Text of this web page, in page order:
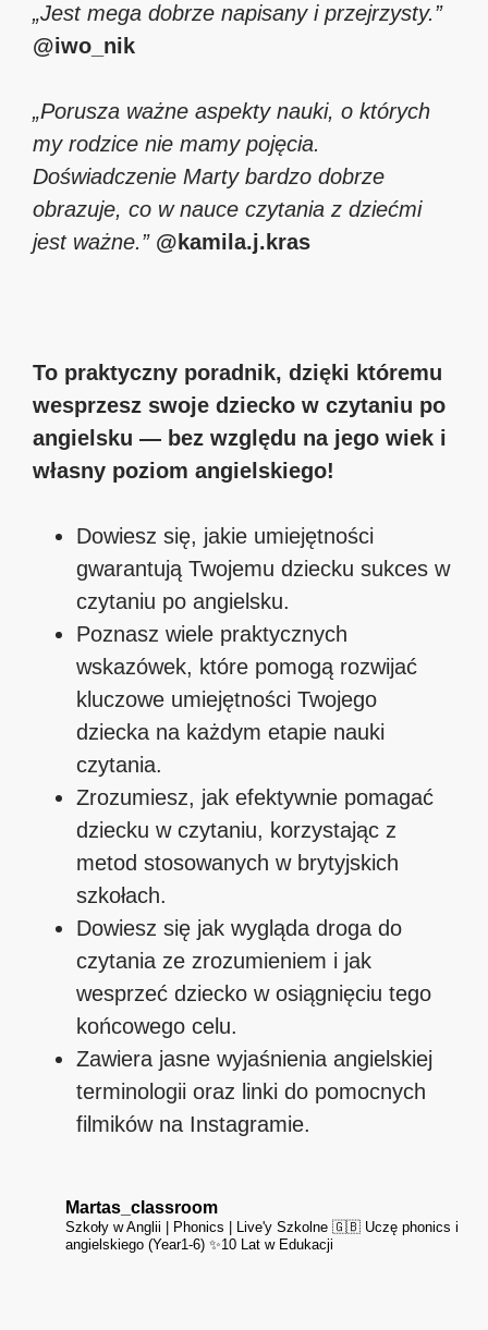
„Jest mega dobrze napisany i przejrzysty.”
@iwo_nik
„Porusza ważne aspekty nauki, o których
my rodzice nie mamy pojęcia.
Doświadczenie Marty bardzo dobrze
obrazuje, co w nauce czytania z dziećmi
jest ważne.” @kamila.j.kras
To praktyczny poradnik, dzięki któremu
wesprzesz swoje dziecko w czytaniu po
angielsku — bez względu na jego wiek i
własny poziom angielskiego!
Dowiesz się, jakie umiejętności
gwarantują Twojemu dziecku sukces w
czytaniu po angielsku.
Poznasz wiele praktycznych
wskazówek, które pomogą rozwijać
kluczowe umiejętności Twojego
dziecka na każdym etapie nauki
czytania.
Zrozumiesz, jak efektywnie pomagać
dziecku w czytaniu, korzystając z
metod stosowanych w brytyjskich
szkołach.
Dowiesz się jak wygląda droga do
czytania ze zrozumieniem i jak
wesprzeć dziecko w osiągnięciu tego
końcowego celu.
Zawiera jasne wyjaśnienia angielskiej
terminologii oraz linki do pomocnych
filmików na Instagramie.
Martas_classroom
Szkoły w Anglii | Phonics | Live'y Szkolne 🇬🇧 Uczę phonics i
angielskiego (Year1-6) ✨10 Lat w Edukacji